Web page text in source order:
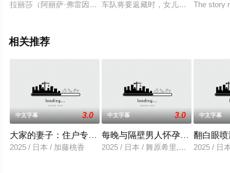
拉丽莎（阿丽萨·弗雷因德利赫 Alisa Frejndlikh 饰）拥有非常美
车队将要返藏时，女儿黎丽（周玲
The story
相关推荐
中文字幕 3.0
大家的妻子：住户专用洞口
2025 / 日本 / 加藤桃香
中文字幕 3.0
每晚与隔壁男人怀孕性爱
2025 / 日本 / 舞原希里,佐川金二
中文字幕
翻白眼
2025 / 日